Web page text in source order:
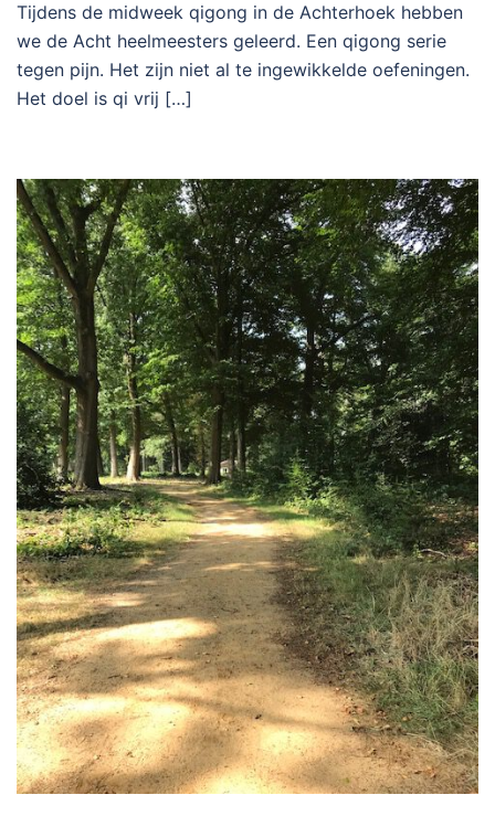
Tijdens de midweek qigong in de Achterhoek hebben
we de Acht heelmeesters geleerd. Een qigong serie
tegen pijn. Het zijn niet al te ingewikkelde oefeningen.
Het doel is qi vrij […]